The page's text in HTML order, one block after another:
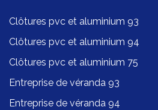
Clôtures pvc et aluminium 93
Clôtures pvc et aluminium 94
Clôtures pvc et aluminium 75
Entreprise de véranda 93
Entreprise de véranda 94